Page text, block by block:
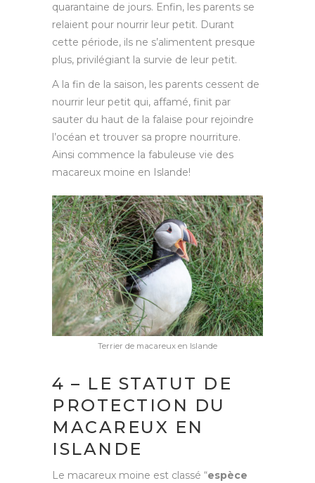
quarantaine de jours. Enfin, les parents se
relaient pour nourrir leur petit. Durant
cette période, ils ne s’alimentent presque
plus, privilégiant la survie de leur petit.
A la fin de la saison, les parents cessent de
nourrir leur petit qui, affamé, finit par
sauter du haut de la falaise pour rejoindre
l’océan et trouver sa propre nourriture.
Ainsi commence la fabuleuse vie des
macareux moine en Islande!
Terrier de macareux en Islande
4 – LE STATUT DE
PROTECTION DU
MACAREUX EN
ISLANDE
Le macareux moine est classé “espèce